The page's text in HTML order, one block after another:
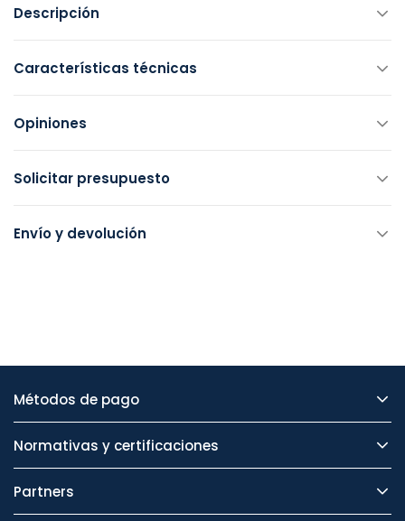
Descripción
Características técnicas
Opiniones
Solicitar presupuesto
Envío y devolución
Métodos de pago
Normativas y certificaciones
Partners